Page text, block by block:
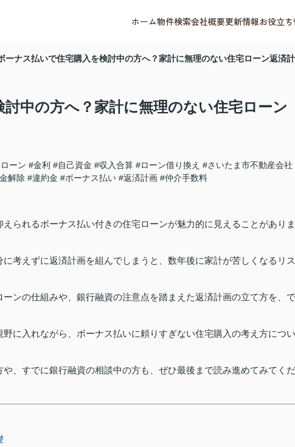
ホーム物件検索会社概要更新情報お役立
ーナス払いで住宅購入を検討中の方へ？家計に無理のない住宅ローン返済
中の方へ？家計に無理のない住宅ローン
ーン #金利 #自己資金 #収入合算 #ローン借り換え #さいたま市不動産会社
解除 #違約金 #ボーナス払い #返済計画 #仲介手数料
られるボーナス払い付きの住宅ローンが魅力的に見えることがありま
考えずに返済計画を組んでしまうと、数年後に家計が苦しくなるリス
ンの仕組みや、銀行融資の注意点を踏まえた返済計画の立て方を、で
に入れながら、ボーナス払いに頼りすぎない住宅購入の考え方につい
、すでに銀行融資の相談中の方も、ぜひ最後まで読み進めてみてくだ